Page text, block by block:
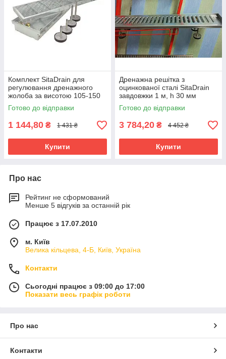
Комплект SitaDrain для
регулювання дренажного
жолоба за висотою 105-150
мм, оцинк. сталь
Готово до відправки
1 144,80 ₴ 1 431 ₴
Купити
Дренажна решітка з
оцинкованої сталі SitaDrain
завдовжки 1 м, h 30 мм
Готово до відправки
3 784,20 ₴ 4 452 ₴
Купити
Про нас
Рейтинг не сформований
Менше 5 відгуків за останній рік
Працює з 17.07.2010
м. Київ
Велика кільцева, 4-Б, Київ, Україна
Контакти
Сьогодні працює з 09:00 до 17:00
Показати весь графік роботи
Про нас
Контакти